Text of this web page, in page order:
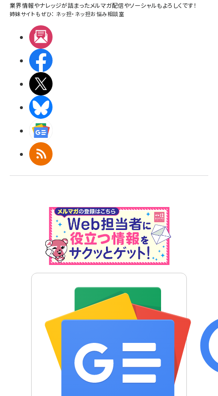
業界情報やナレッジが詰まったメルマガ配信やソーシャルもよろしくです！
姉妹サイトもぜひ： ネッ担・ ネッ担お悩み相談室
RSS